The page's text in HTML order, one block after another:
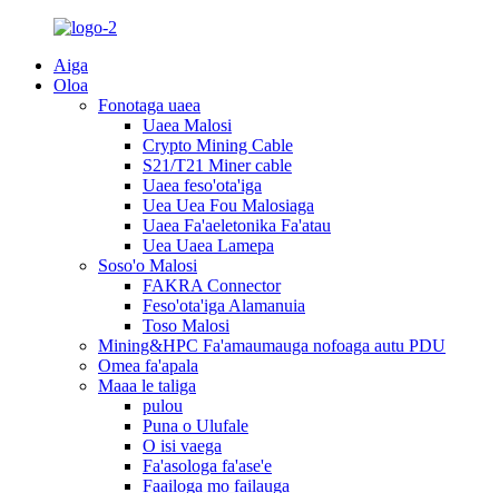
Aiga
Oloa
Fonotaga uaea
Uaea Malosi
Crypto Mining Cable
S21/T21 Miner cable
Uaea feso'ota'iga
Uea Uea Fou Malosiaga
Uaea Fa'aeletonika Fa'atau
Uea Uaea Lamepa
Soso'o Malosi
FAKRA Connector
Feso'ota'iga Alamanuia
Toso Malosi
Mining&HPC Fa'amaumauga nofoaga autu PDU
Omea fa'apala
Maaa le taliga
pulou
Puna o Ulufale
O isi vaega
Fa'asologa fa'ase'e
Faailoga mo failauga